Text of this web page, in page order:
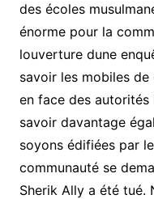
des écoles
énorme pour la
louverture dune
savoir les mobiles
en face des autorités
savoir davantage
soyons édifiées par
communauté se
Sherik Ally a été tué.